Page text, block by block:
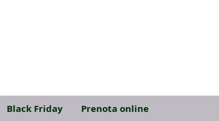
Black Friday Prenota online